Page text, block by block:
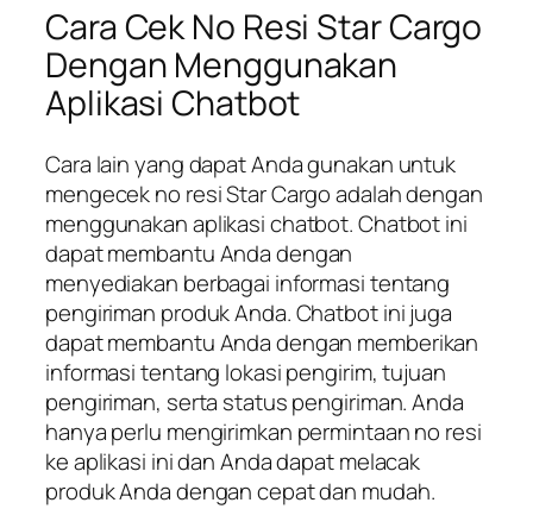
Cara Cek No Resi Star Cargo
Dengan Menggunakan
Aplikasi Chatbot
Cara lain yang dapat Anda gunakan untuk
mengecek no resi Star Cargo adalah dengan
menggunakan aplikasi chatbot. Chatbot ini
dapat membantu Anda dengan
menyediakan berbagai informasi tentang
pengiriman produk Anda. Chatbot ini juga
dapat membantu Anda dengan memberikan
informasi tentang lokasi pengirim, tujuan
pengiriman, serta status pengiriman. Anda
hanya perlu mengirimkan permintaan no resi
ke aplikasi ini dan Anda dapat melacak
produk Anda dengan cepat dan mudah.